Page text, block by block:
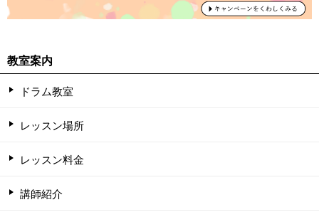
教室案内
ドラム教室
レッスン場所
レッスン料金
講師紹介